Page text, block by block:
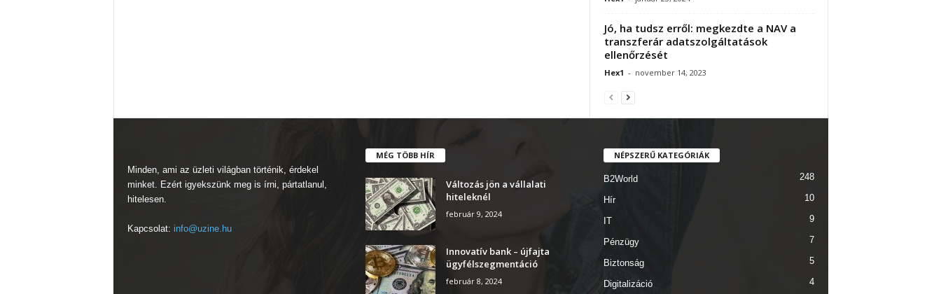
Jó, ha tudsz erről: megkezdte a NAV a
transzferár adatszolgáltatások
ellenőrzését
Hex1 - november 14, 2023
Minden, ami az üzleti világban történik, érdekel
minket. Ezért igyekszünk meg is írni, pártatlanul,
hitelesen.
Kapcsolat: info@uzine.hu
MÉG TÖBB HÍR
Változás jön a vállalati
hiteleknél
február 9, 2024
Innovatív bank – újfajta
ügyfélszegmentáció
február 8, 2024
NÉPSZERŰ KATEGÓRIÁK
B2World 248
Hír 10
IT 9
Pénzügy 7
Biztonság 5
Digitalizáció 4